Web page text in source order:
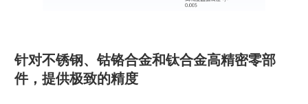
针对不锈钢、钴铬合金和钛合金高精密零部
件，提供极致的精度